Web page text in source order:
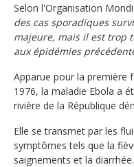
Selon l'Organisation
des cas sporadiques
majeure, mais il est trop
aux épidémies
Apparue pour la première
1976, la maladie Ebola a
rivière de la République
Elle se transmet par les
symptômes tels que la
saignements et la diarrhée.